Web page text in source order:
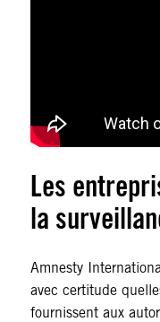
Les
la
Amnesty
avec certitude
fournissent aux